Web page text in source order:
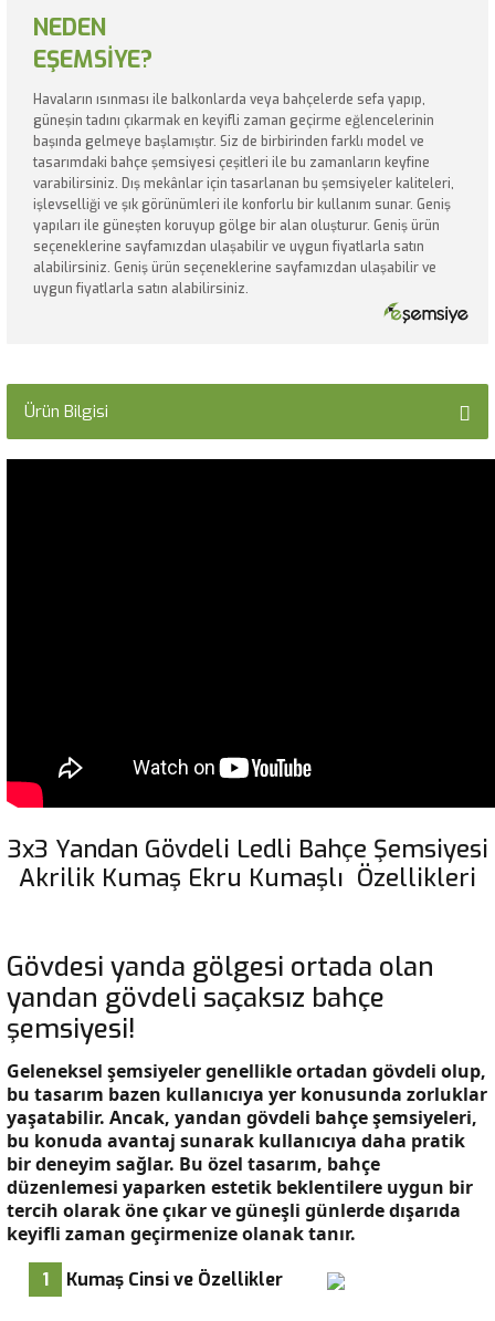
NEDEN
EŞEMSİYE?
Havaların ısınması ile balkonlarda veya bahçelerde sefa yapıp,
güneşin tadını çıkarmak en keyifli zaman geçirme eğlencelerinin
başında gelmeye başlamıştır. Siz de birbirinden farklı model ve
tasarımdaki bahçe şemsiyesi çeşitleri ile bu zamanların keyfine
varabilirsiniz. Dış mekânlar için tasarlanan bu şemsiyeler kaliteleri,
işlevselliği ve şık görünümleri ile konforlu bir kullanım sunar. Geniş
yapıları ile güneşten koruyup gölge bir alan oluşturur. Geniş ürün
seçeneklerine sayfamızdan ulaşabilir ve uygun fiyatlarla satın
alabilirsiniz. Geniş ürün seçeneklerine sayfamızdan ulaşabilir ve
uygun fiyatlarla satın alabilirsiniz.
Ürün Bilgisi
3x3 Yandan Gövdeli Ledli Bahçe Şemsiyesi
Akrilik Kumaş Ekru Kumaşlı Özellikleri
Gövdesi yanda gölgesi ortada olan
yandan gövdeli saçaksız bahçe
şemsiyesi!
Geleneksel şemsiyeler genellikle ortadan gövdeli olup,
bu tasarım bazen kullanıcıya yer konusunda zorluklar
yaşatabilir. Ancak, yandan gövdeli bahçe şemsiyeleri,
bu konuda avantaj sunarak kullanıcıya daha pratik
bir deneyim sağlar. Bu özel tasarım, bahçe
düzenlemesi yaparken estetik beklentilere uygun bir
tercih olarak öne çıkar ve güneşli günlerde dışarıda
keyifli zaman geçirmenize olanak tanır.
1 Kumaş Cinsi ve Özellikler